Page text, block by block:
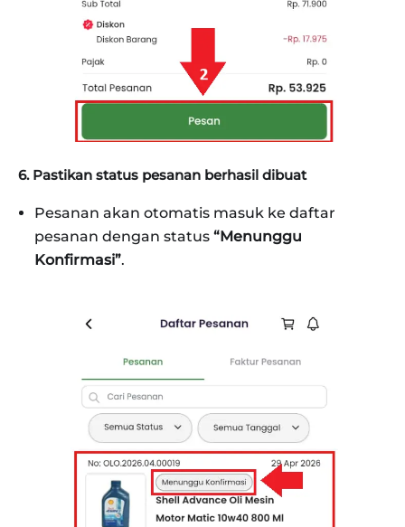
6. Pastikan status pesanan berhasil dibuat
Pesanan akan otomatis masuk ke daftar
pesanan dengan status “Menunggu
Konfirmasi”.